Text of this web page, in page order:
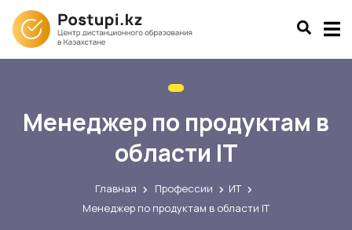
Менеджер по продуктам в
области IT
Главная Профессии
ИТ
Менеджер по продуктам в области IT